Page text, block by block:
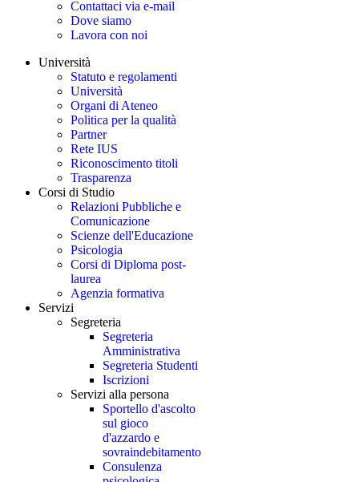
Contattaci via e-mail
Dove siamo
Lavora con noi
Università
Statuto e regolamenti
Università
Organi di Ateneo
Politica per la qualità
Partner
Rete IUS
Riconoscimento titoli
Trasparenza
Corsi di Studio
Relazioni Pubbliche e
Comunicazione
Scienze dell'Educazione
Psicologia
Corsi di Diploma post-
laurea
Agenzia formativa
Servizi
Segreteria
Segreteria
Amministrativa
Segreteria Studenti
Iscrizioni
Servizi alla persona
Sportello d'ascolto
sul gioco
d'azzardo e
sovraindebitamento
Consulenza